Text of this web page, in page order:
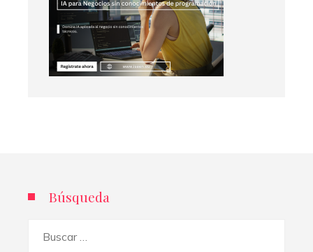
Búsqueda